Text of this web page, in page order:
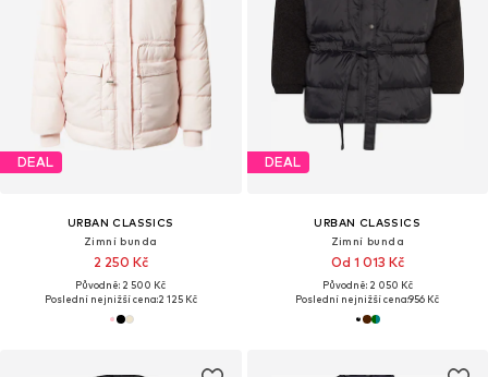
DEAL
URBAN CLASSICS
Zimní bunda
2 250 Kč
Původně: 2 500 Kč
Poslední nejnižší cena:2 125 Kč
DEAL
URBAN CLASSICS
Zimní bunda
Od 1 013 Kč
Původně: 2 050 Kč
Poslední nejnižší cena:956 Kč